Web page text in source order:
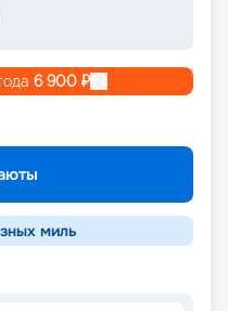
6 900 ₽
миль